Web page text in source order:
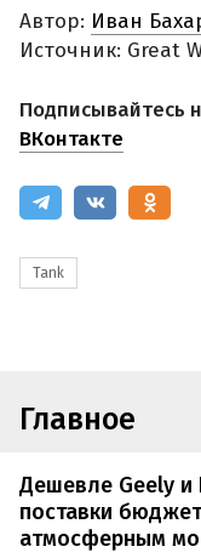
Автор: Иван
Источник: Great
Подписывайтесь
ВКонтакте
Tank
Главное
Дешевле Geely и
поставки
атмосферным